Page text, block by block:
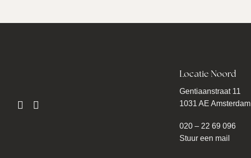
Locatie Noord
Gentiaanstraat 11
1031 AE Amsterdam
020 – 22 69 096
Stuur een mail